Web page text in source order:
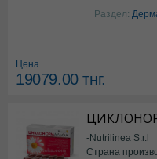
Раздел:
Цена
19079.00тнг.
-Nutrilinea S.r.l
Страна